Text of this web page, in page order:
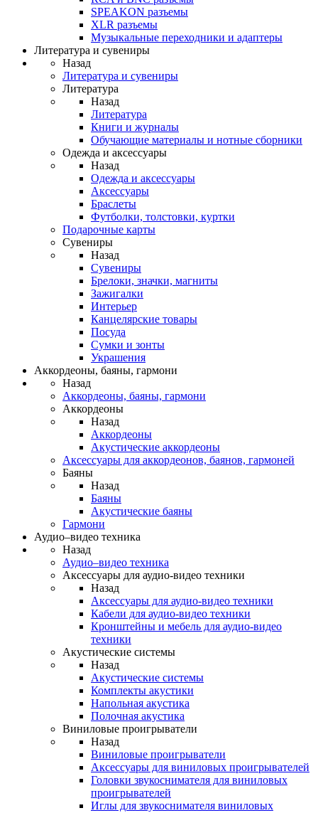
SPEAKON разъемы
XLR разъемы
Музыкальные переходники и адаптеры
Литература и сувениры
Назад
Литература и сувениры
Литература
Назад
Литература
Книги и журналы
Обучающие материалы и нотные сборники
Одежда и аксессуары
Назад
Одежда и аксессуары
Аксессуары
Браслеты
Футболки, толстовки, куртки
Подарочные карты
Сувениры
Назад
Сувениры
Брелоки, значки, магниты
Зажигалки
Интерьер
Канцелярские товары
Посуда
Сумки и зонты
Украшения
Аккордеоны, баяны, гармони
Назад
Аккордеоны, баяны, гармони
Аккордеоны
Назад
Аккордеоны
Акустические аккордеоны
Аксессуары для аккордеонов, баянов, гармоней
Баяны
Назад
Баяны
Акустические баяны
Гармони
Аудио–видео техника
Назад
Аудио–видео техника
Аксессуары для аудио-видео техники
Назад
Аксессуары для аудио-видео техники
Кабели для аудио-видео техники
Кронштейны и мебель для аудио-видео
техники
Акустические системы
Назад
Акустические системы
Комплекты акустики
Напольная акустика
Полочная акустика
Виниловые проигрыватели
Назад
Виниловые проигрыватели
Аксессуары для виниловых проигрывателей
Головки звукоснимателя для виниловых
проигрывателей
Иглы для звукоснимателя виниловых